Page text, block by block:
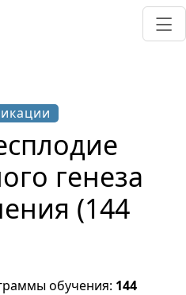
генеза
(144
обучения: 144